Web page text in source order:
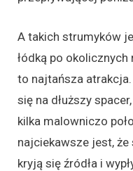
A takich strumyków
łódką po
to najtańsza
się na dłuższy
kilka malowniczo
najciekawsze jest, że
kryją się źródła i